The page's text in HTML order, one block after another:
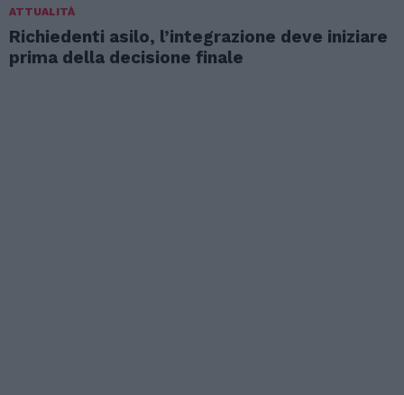
ATTUALITÀ
Richiedenti asilo, l’integrazione deve iniziare
prima della decisione finale